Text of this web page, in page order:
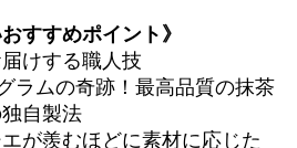
すすめポイント》
けする職人技
ラムの奇跡！最高品質の抹茶
自製法
が羨むほどに素材に応じた